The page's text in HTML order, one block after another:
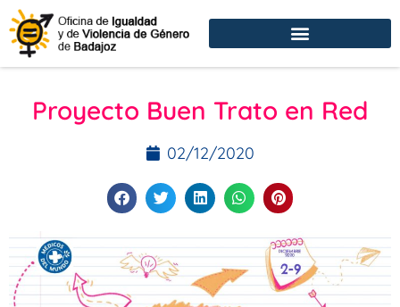
Proyecto Buen Trato en Red
02/12/2020